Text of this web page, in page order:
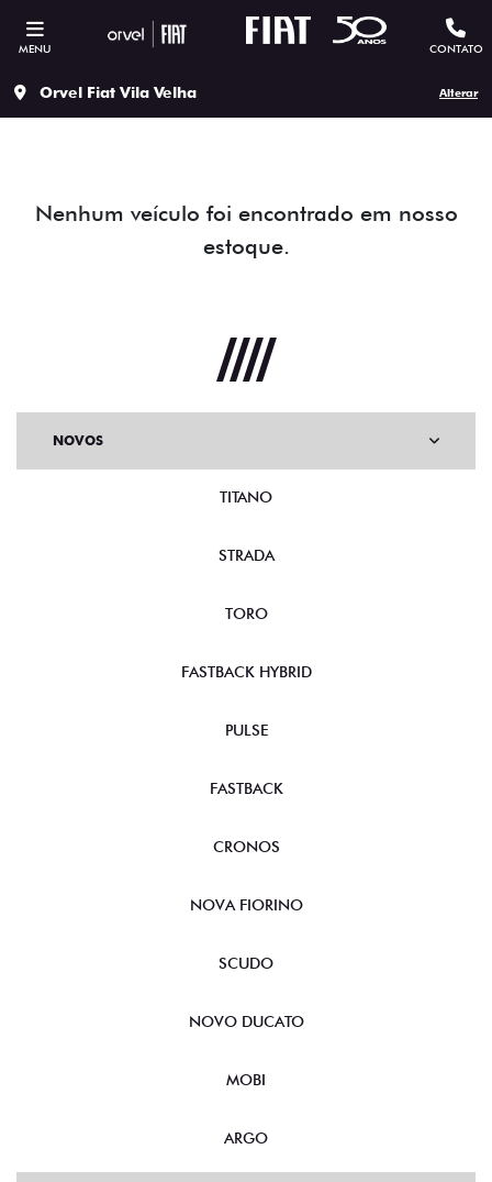
MENU CONTATO
Orvel Fiat Vila Velha Alterar
Nenhum veículo foi encontrado em nosso
estoque.
NOVOS
TITANO
STRADA
TORO
FASTBACK HYBRID
PULSE
FASTBACK
CRONOS
NOVA FIORINO
SCUDO
NOVO DUCATO
MOBI
ARGO